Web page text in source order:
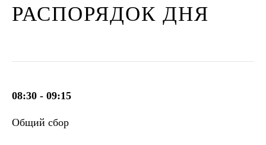
РАСПОРЯДОК ДНЯ
08:30 - 09:15
Общий сбор